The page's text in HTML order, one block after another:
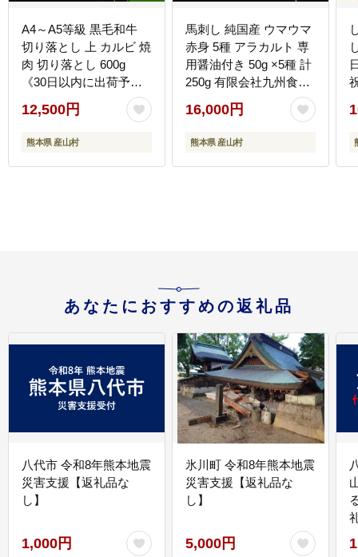
A4～A5等級 黒毛和牛
切り落とし 上 カルビ 焼
肉 切り落とし 600g
《30日以内に出荷予定
(土日祝除く)》くまもと
黒毛和牛 熊本県 産山村
上カルビ 焼肉用 黒毛和
A4 300g 小分け---
12,500円
熊本県 産山村
馬刺し 純国産 ウマウマ
赤身 5種 アラカルト 専
用醤油付き 50g ×5種 計
250g 有限会社九州食肉
産業《90日以内に出荷
予定(土日祝除く)》熊本
県 産山村 純国産 馬刺し
馬肉 詰め合わせ 贈答用
16,000円
熊本県 産山村
あなたにおすすめの返礼品
八代市 令和8年熊本地震
災害支援【返礼品な
し】
1,000円
氷川町 令和8年熊本地震
災害支援【返礼品な
し】
5,000円